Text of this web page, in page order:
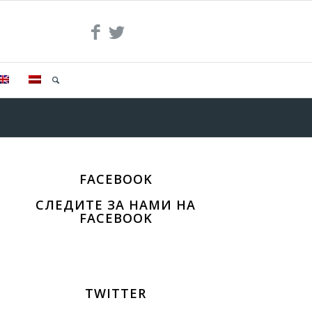
FACEBOOK
СЛЕДИТЕ ЗА НАМИ НА
FACEBOOK
TWITTER